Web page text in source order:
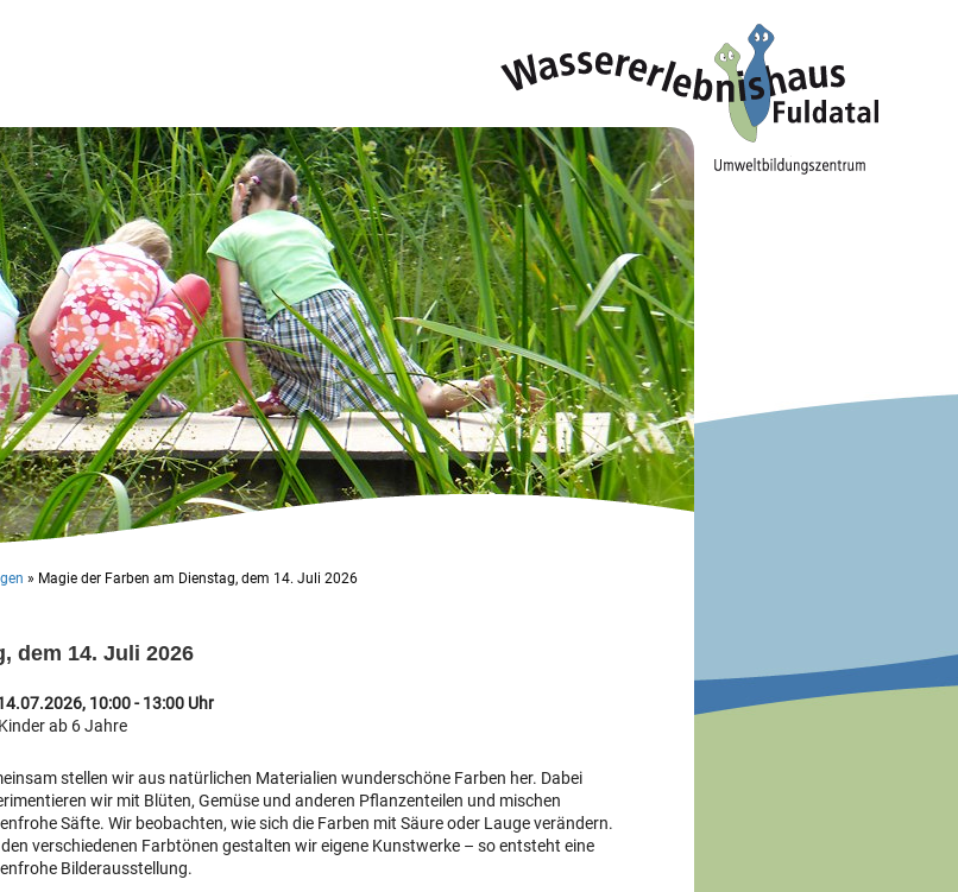
» Magie der Farben am Dienstag, dem 14. Juli 2026
dem 14. Juli 2026
10:00 - 13:00 Uhr
ab 6 Jahre
stellen wir aus natürlichen Materialien wunderschöne Farben her. Dabei
wir mit Blüten, Gemüse und anderen Pflanzenteilen und mischen
Säfte. Wir beobachten, wie sich die Farben mit Säure oder Lauge verändern.
verschiedenen Farbtönen gestalten wir eigene Kunstwerke – so entsteht eine
Bilderausstellung.